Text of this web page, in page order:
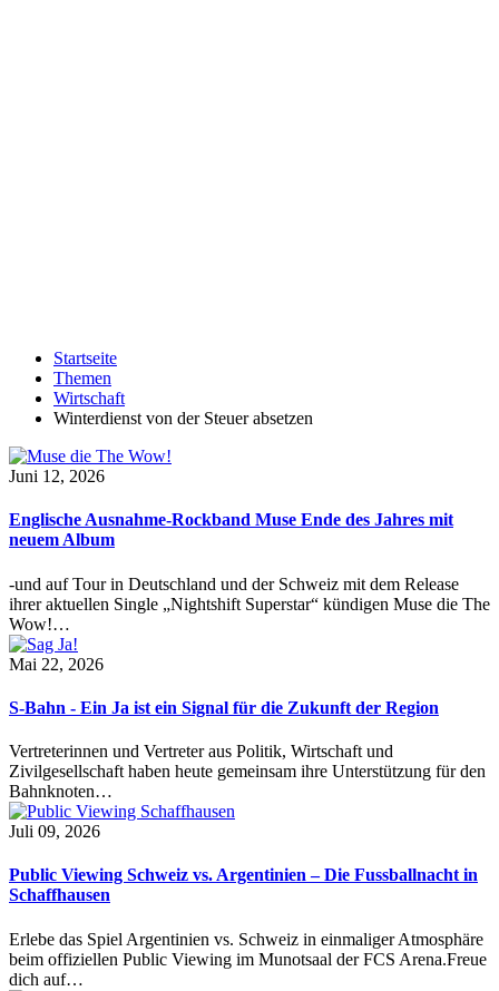
Startseite
Themen
Wirtschaft
Winterdienst von der Steuer absetzen
Juni 12, 2026
Englische Ausnahme-Rockband Muse Ende des Jahres mit
neuem Album
-und auf Tour in Deutschland und der Schweiz mit dem Release
ihrer aktuellen Single „Nightshift Superstar“ kündigen Muse die The
Wow!…
Mai 22, 2026
S-Bahn - Ein Ja ist ein Signal für die Zukunft der Region
Vertreterinnen und Vertreter aus Politik, Wirtschaft und
Zivilgesellschaft haben heute gemeinsam ihre Unterstützung für den
Bahnknoten…
Juli 09, 2026
Public Viewing Schweiz vs. Argentinien – Die Fussballnacht in
Schaffhausen
Erlebe das Spiel Argentinien vs. Schweiz in einmaliger Atmosphäre
beim offiziellen Public Viewing im Munotsaal der FCS Arena.Freue
dich auf…